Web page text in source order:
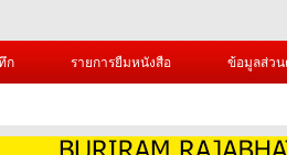
ก รายการยืมหนังสือ ข้อมูลส่ว